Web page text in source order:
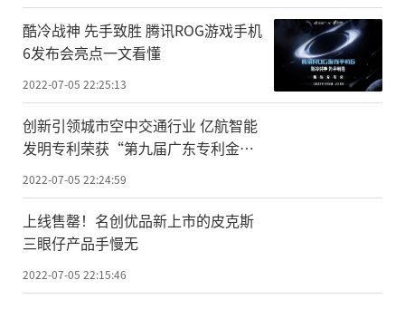
酷冷战神 先手致胜 腾讯ROG游戏手机
6发布会亮点一文看懂
2022-07-05 22:25:13
创新引领城市空中交通行业 亿航智能
发明专利荣获“第九届广东专利金
奖”
2022-07-05 22:24:59
上线售罄！名创优品新上市的皮克斯
三眼仔产品手慢无
2022-07-05 22:15:46